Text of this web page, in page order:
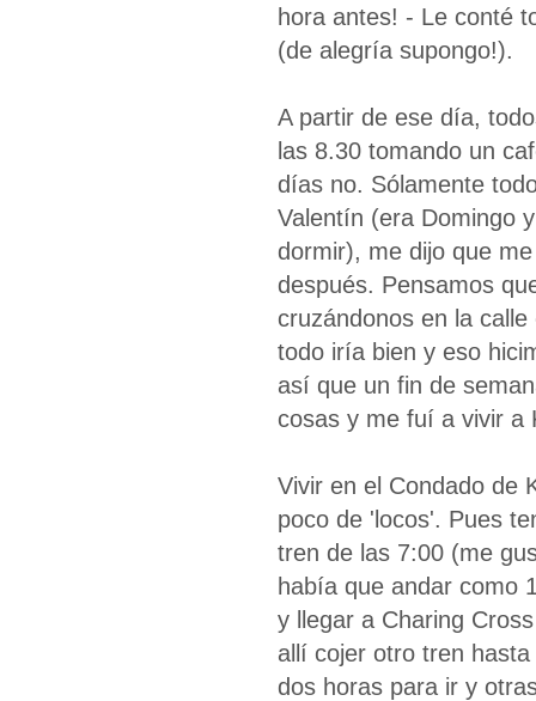
hora antes! - Le conté
(de alegría supongo!).
A partir de ese día,
las 8.30 tomando un
días no. Sólamente
Valentín (era Domingo
dormir), me dijo que
después. Pensamos
cruzándonos en la
todo iría bien y eso
así que un fin de
cosas y me fuí a vivir a
Vivir en el Condado de
poco de 'locos'. Pues
tren de las 7:00 (me
había que andar como
y llegar a Charing
allí cojer otro tren
dos horas para ir y